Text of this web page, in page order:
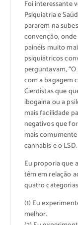
Foi interessante
Psiquiatria e
pararem na
convenção,
painéis muito
psiquiátricos
perguntavam,
com a bagagem
Cientistas que
ibogaína ou a
mais facilidade
negativos que
mais
cannabis e o LSD.
Eu proporia que
têm em relação
quatro
(1) Eu
melhor.